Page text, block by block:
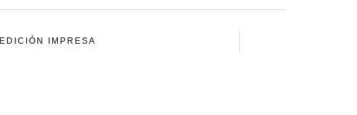
EDICIÓN IMPRESA